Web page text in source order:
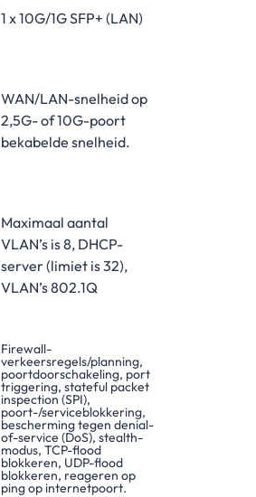
1 x 10G/1G SFP+ (LAN)
WAN/LAN-snelheid op
2,5G- of 10G-poort
bekabelde snelheid.
Maximaal aantal
VLAN’s is 8, DHCP-
server (limiet is 32),
VLAN’s 802.1Q
Firewall-
verkeersregels/planning,
poortdoorschakeling, port
triggering, stateful packet
inspection (SPI),
poort-/serviceblokkering,
bescherming tegen denial-
of-service (DoS), stealth-
modus, TCP-flood
blokkeren, UDP-flood
blokkeren, reageren op
ping op internetpoort.